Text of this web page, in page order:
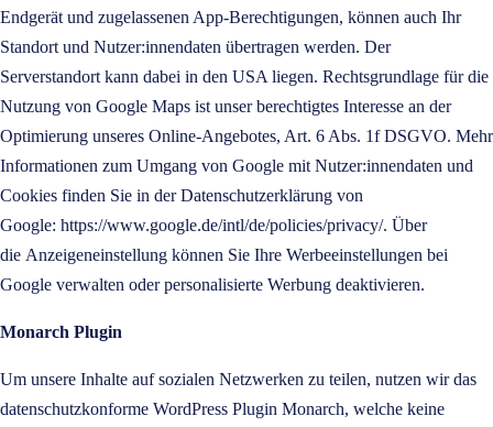
Endgerät und zugelassenen App-Berechtigungen, können auch Ihr
Standort und Nutzer:innendaten übertragen werden. Der
Serverstandort kann dabei in den USA liegen. Rechtsgrundlage für die
Nutzung von Google Maps ist unser berechtigtes Interesse an der
Optimierung unseres Online-Angebotes, Art. 6 Abs. 1f DSGVO. Mehr
Informationen zum Umgang von Google mit Nutzer:innendaten und
Cookies finden Sie in der Datenschutzerklärung von
Google: https://www.google.de/intl/de/policies/privacy/. Über
die Anzeigeneinstellung können Sie Ihre Werbeeinstellungen bei
Google verwalten oder personalisierte Werbung deaktivieren.
Monarch Plugin
Um unsere Inhalte auf sozialen Netzwerken zu teilen, nutzen wir das
datenschutzkonforme WordPress Plugin Monarch, welche keine